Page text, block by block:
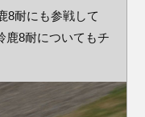
8耐にも参戦して
鹿8耐についてもチ